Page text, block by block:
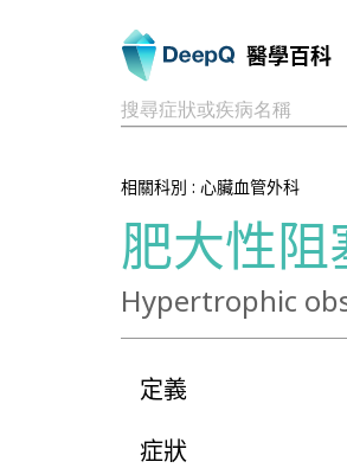
醫學百科
搜尋症狀或疾病名稱
相關科別 : 心臟血管外科
肥大性
Hypertrophic
定義
症狀